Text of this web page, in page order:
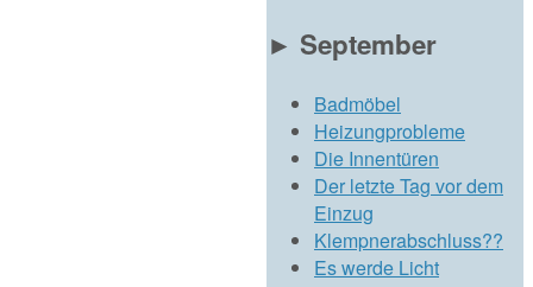
► September
Badmöbel
Heizungprobleme
Die Innentüren
Der letzte Tag vor dem
Einzug
Klempnerabschluss??
Es werde Licht